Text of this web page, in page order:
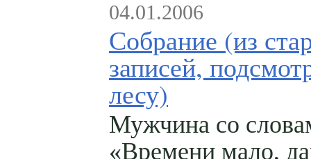
04.01.2006
Собрание (из
записей,
лесу)
Мужчина со
«Времени мало,